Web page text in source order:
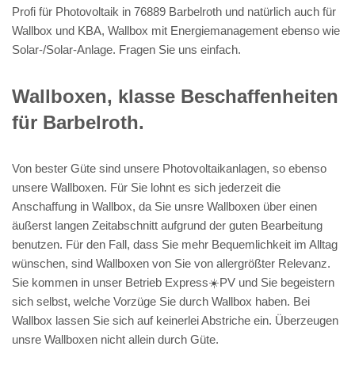
Profi für Photovoltaik in 76889 Barbelroth und natürlich auch für
Wallbox und KBA, Wallbox mit Energiemanagement ebenso wie
Solar-/Solar-Anlage. Fragen Sie uns einfach.
Wallboxen, klasse Beschaffenheiten
für Barbelroth.
Von bester Güte sind unsere Photovoltaikanlagen, so ebenso
unsere Wallboxen. Für Sie lohnt es sich jederzeit die
Anschaffung in Wallbox, da Sie unsre Wallboxen über einen
äußerst langen Zeitabschnitt aufgrund der guten Bearbeitung
benutzen. Für den Fall, dass Sie mehr Bequemlichkeit im Alltag
wünschen, sind Wallboxen von Sie von allergrößter Relevanz.
Sie kommen in unser Betrieb Express☀️PV️ und Sie begeistern
sich selbst, welche Vorzüge Sie durch Wallbox haben. Bei
Wallbox lassen Sie sich auf keinerlei Abstriche ein. Überzeugen
unsre Wallboxen nicht allein durch Güte.